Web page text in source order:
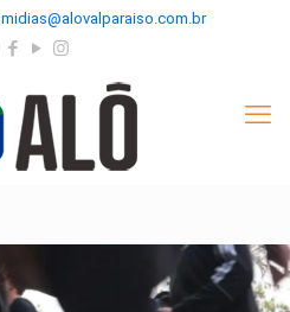
midias@alovalparaiso.com.br